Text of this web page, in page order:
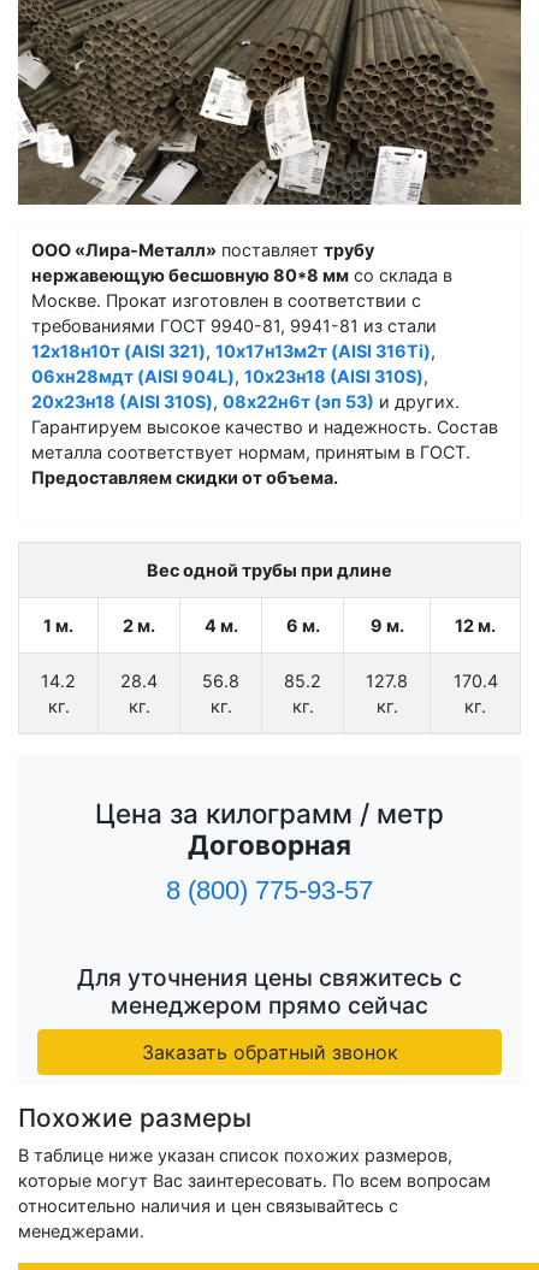
ООО «Лира-Металл» поставляет трубу
нержавеющую бесшовную 80*8 мм со склада в
Москве. Прокат изготовлен в соответствии с
требованиями ГОСТ 9940-81, 9941-81 из стали
12х18н10т (AISI 321), 10х17н13м2т (AISI 316Ti),
06хн28мдт (AISI 904L), 10х23н18 (AISI 310S),
20х23н18 (AISI 310S), 08х22н6т (эп 53) и других.
Гарантируем высокое качество и надежность. Состав
металла соответствует нормам, принятым в ГОСТ.
Предоставляем скидки от объема.
Вес одной трубы при длине
1 м. 2 м. 4 м. 6 м. 9 м. 12 м.
14.2
кг.
28.4
кг.
56.8
кг.
85.2
кг.
127.8
кг.
170.4
кг.
Цена за килограмм / метр
Договорная
8 (800) 775-93-57
Для уточнения цены свяжитесь с
менеджером прямо сейчас
Заказать обратный звонок
Похожие размеры
В таблице ниже указан список похожих размеров,
которые могут Вас заинтересовать. По всем вопросам
относительно наличия и цен связывайтесь с
менеджерами.